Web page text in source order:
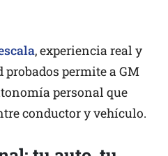
, experiencia real y
probados permite a GM
personal que
conductor y vehículo.